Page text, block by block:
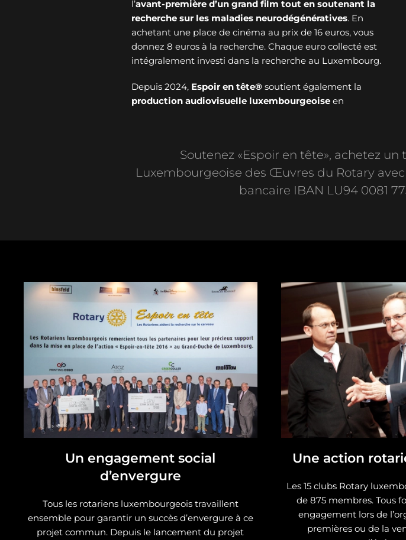
l’avant-première d’un grand film tout en soutenant la
recherche sur les maladies neurodégénératives. En
achetant une place de cinéma au prix de 16 euros, vous
donnez 8 euros à la recherche. Chaque euro collecté est
intégralement investi dans la recherche au Luxembourg.
Depuis 2024, Espoir en tête® soutient également la
production audiovisuelle luxembourgeoise en
Soutenez «Espoir en tête», achetez
Luxembourgeoise des Œuvres du Rotary
bancaire IBAN LU94 0081
Un engagement social
d’envergure
Tous les rotariens luxembourgeois travaillent
ensemble pour garantir un succès d’envergure à ce
projet commun. Depuis le lancement du projet
Une action
Les 15 clubs Rotary
de 875 membres. Tous
engagement lors de
premières ou de la